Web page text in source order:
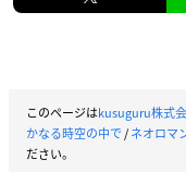
このページはkusuguru株式
かなる時空の中で/ネオロマ
ださい。